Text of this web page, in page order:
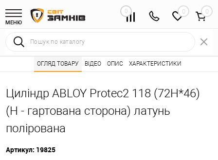
МЕНЮ
0 0
Інтернет магазин замків • Каталог товарів ⭐ • Серцевини
Циліндр ABLOY Protec2 118 (72H*46)
(H - гартована сторона) латунь
полірована
Артикул: 19825
ОГЛЯД ТОВАРУ ВІДЕО ОПИС ХАРАКТЕРИСТИКИ